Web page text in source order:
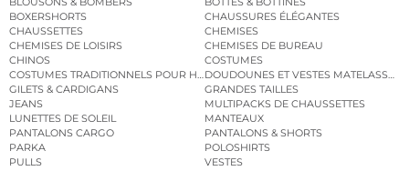
BOXERSHORTS
CHAUSSURES ÉLÉGANTES
CHAUSSETTES
CHEMISES
CHEMISES DE LOISIRS
CHEMISES DE BUREAU
CHINOS
COSTUMES
COSTUMES TRADITIONNELS POUR HOMMEDOUDOUNES ET VESTES MATELASSÉES
GILETS & CARDIGANS
GRANDES TAILLES
JEANS
MULTIPACKS DE CHAUSSETTES
LUNETTES DE SOLEIL
MANTEAUX
PANTALONS CARGO
PANTALONS & SHORTS
PARKA
POLOSHIRTS
PULLS
VESTES